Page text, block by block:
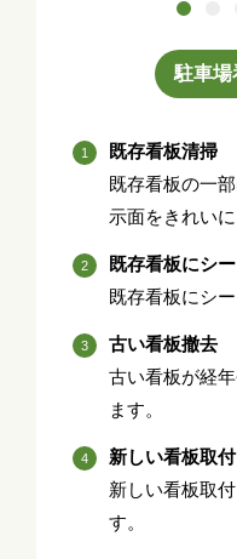
駐車場
既存看板清掃
既存看板の一
示面をきれいに
既存看板にシ
既存看板にシ
古い看板撤去
古い看板が経
ます。
新しい看板取付
新しい看板取
す。